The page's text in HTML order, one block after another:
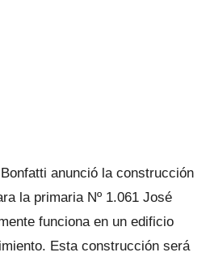
anunció la construcción
la primaria Nº 1.061 José
funciona en un edificio
Esta construcción será